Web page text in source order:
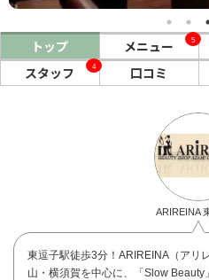
リラクゼーションサロン
美容クリニック
トップ メニュー 5
スタッフ
4 口コミ
ARIREINA
東逗子駅徒歩3分！ARIREINA（アリ
山・横須賀を中心に、「Slow